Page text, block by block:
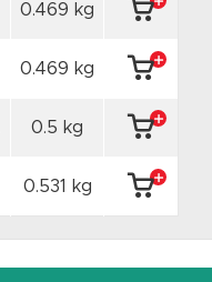
0.469 kg
0.469 kg
0.5 kg
0.531 kg